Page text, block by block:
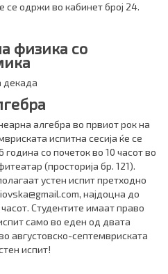
се одржи во кабинет број 24.
физика со
декада
алгебра во првиот рок на
испитна сесија ќе се
со почеток во 10 часот во
(просторија бр. 121).
устен испит претходно
најдоцна до
Студентите имаат право
само во еден од двата
августовско-септемвриската
испит!